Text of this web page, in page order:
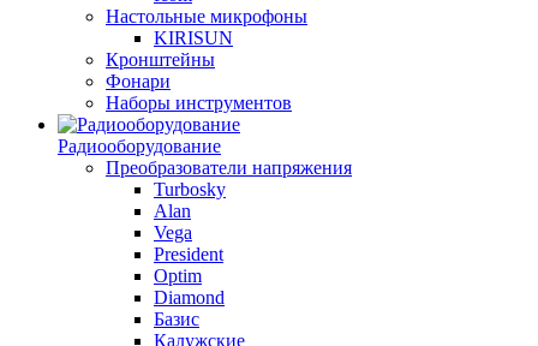
Настольные микрофоны
KIRISUN
Кронштейны
Фонари
Наборы инструментов
Радиооборудование
Преобразователи напряжения
Turbosky
Alan
Vega
President
Optim
Diamond
Базис
Калужские